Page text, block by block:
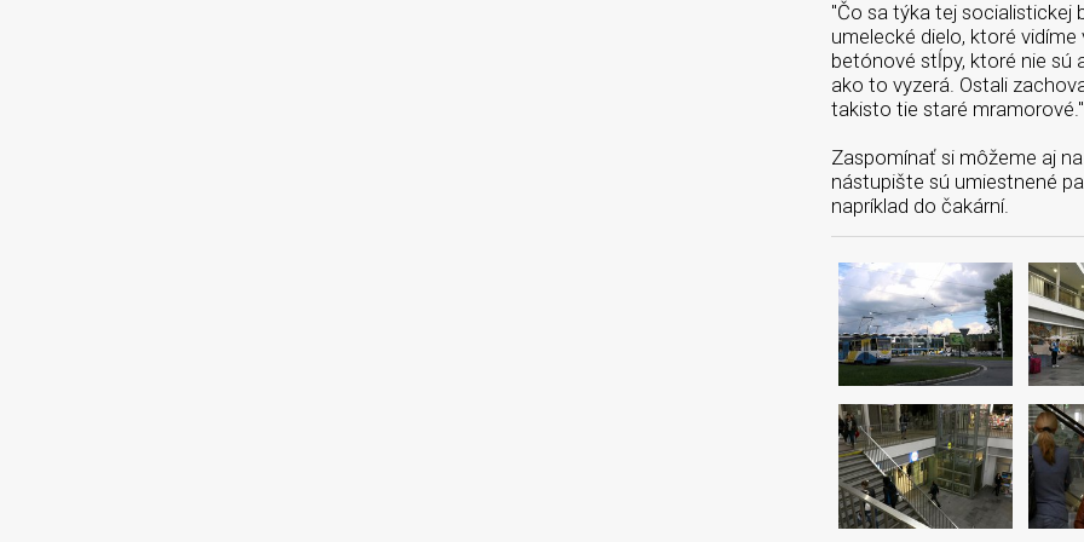
"Čo sa týka tej socialistickej
umelecké dielo, ktoré
betónové stĺpy, ktoré nie sú
ako to vyzerá. Ostali
takisto tie staré mramorové."
Zaspomínať si môžeme aj
nástupište sú umiestnené
napríklad do čakární.